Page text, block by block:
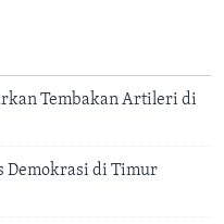
Tembakan Artileri di
Demokrasi di Timur